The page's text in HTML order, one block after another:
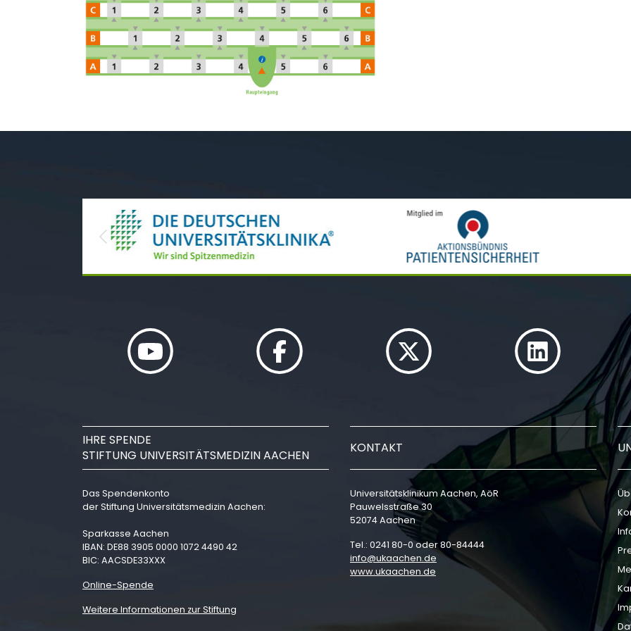
Previous
IHRE SPENDE
STIFTUNG UNIVERSITÄTSMEDIZIN AACHEN
Das Spendenkonto
der Stiftung Universitätsmedizin Aachen:
Sparkasse Aachen
IBAN: DE88 3905 0000 1072 4490 42
BIC: AACSDE33XXX
Online-Spende
Weitere Informationen zur Stiftung
KONTAKT
Universitätsklinikum Aachen, AöR
Pauwelsstraße 30
52074 Aachen
Tel.: 0241 80-0 oder 80-84444
info
ukaachen de
www.ukaachen.de